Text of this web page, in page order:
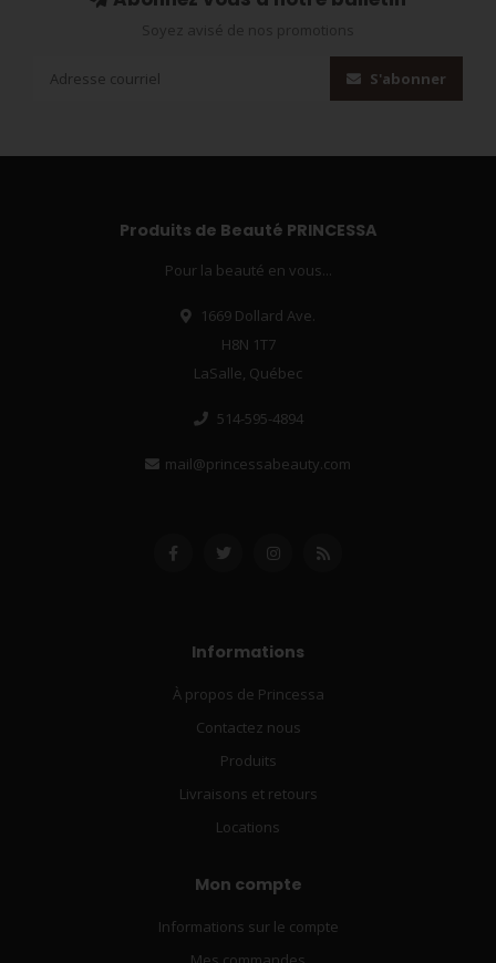
S'abonner
Produits de Beauté PRINCESSA
Pour la beauté en vous...
1669 Dollard Ave.
H8N 1T7
LaSalle, Québec
514-595-4894
mail@princessabeauty.com
Informations
À propos de Princessa
Contactez nous
Produits
Livraisons et retours
Locations
Mon compte
Informations sur le compte